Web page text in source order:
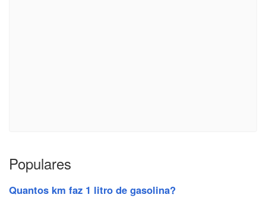
Populares
Quantos km faz 1 litro de gasolina?